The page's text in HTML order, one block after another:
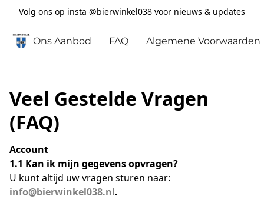
Volg ons op insta @bierwinkel038 voor nieuws & updates
Ons Aanbod FAQ Algemene Voorwaarden
Veel Gestelde Vragen
(FAQ)
Account
1.1 Kan ik mijn gegevens opvragen?
info@bierwinkel038.nl.